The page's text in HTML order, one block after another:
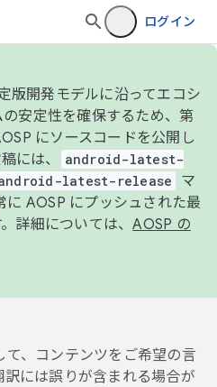
ログイン
版開発モデルに沿ってエコシ
安定性を確保するため、第
にソースコードを公開し
には、
android-latest-
latest-release
マ
AOSP にプッシュされた最
詳細については、AOSP の
、コンテンツをご希望の言
には誤りが含まれる場合が